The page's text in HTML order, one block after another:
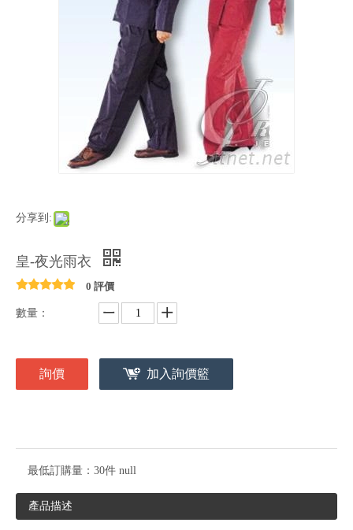
分享到:
皇-夜光雨衣
0 評價
數量：
詢價 加入詢價籃
最低訂購量： 30件 null
產品描述